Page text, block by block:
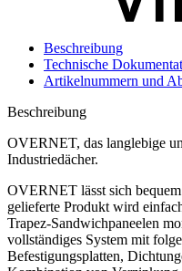
Beschreibung
Technische
Artikelnummern und
Beschreibung
OVERNET, das langlebige
Industriedächer.
OVERNET lässt sich
gelieferte Produkt wird
Trapez-Sandwichpaneelen
vollständiges System mit
Befestigungsplatten,